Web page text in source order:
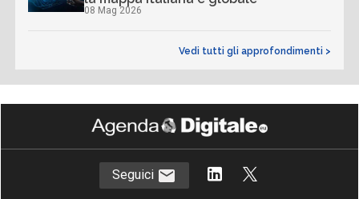
08 Mag 2026
Vedi tutti gli approfondimenti >
Seguici